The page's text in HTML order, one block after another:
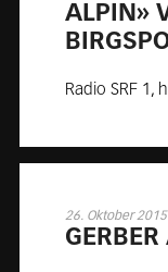
AL­PIN»
Radio SRF 1,
26. Oktober 2015